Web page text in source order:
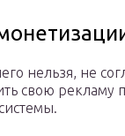
нельзя, не
свою рекламу